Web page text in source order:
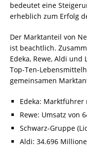
bedeutet eine
erheblich zum Erfolg
Der Marktanteil von
ist beachtlich.
Edeka, Rewe, Aldi
Top-Ten-
gemeinsamen
Edeka:
Rewe: Umsatz von
Schwarz-Gruppe
Aldi: 34.696